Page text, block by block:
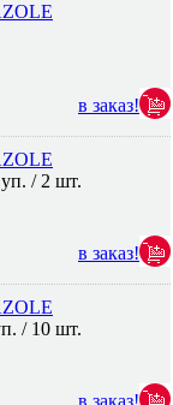
в заказ!
/ 2 шт.
в заказ!
/ 10 шт.
в заказ!